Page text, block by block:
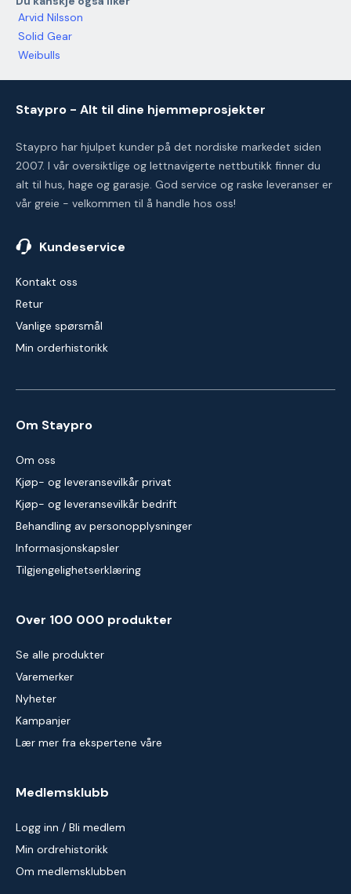
Arvid Nilsson
Solid Gear
Weibulls
Staypro - Alt til dine hjemmeprosjekter
Staypro har hjulpet kunder på det nordiske markedet siden
2007. I vår oversiktlige og lettnavigerte nettbutikk finner du
alt til hus, hage og garasje. God service og raske leveranser er
vår greie - velkommen til å handle hos oss!
Kundeservice
Kontakt oss
Retur
Vanlige spørsmål
Min orderhistorikk
Om Staypro
Om oss
Kjøp- og leveransevilkår privat
Kjøp- og leveransevilkår bedrift
Behandling av personopplysninger
Informasjonskapsler
Tilgjengelighetserklæring
Over 100 000 produkter
Se alle produkter
Varemerker
Nyheter
Kampanjer
Lær mer fra ekspertene våre
Medlemsklubb
Logg inn / Bli medlem
Min ordrehistorikk
Om medlemsklubben